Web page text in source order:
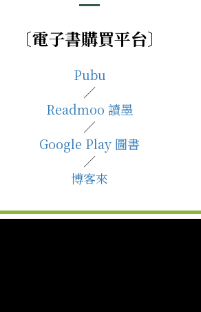
〔電子書購買平台〕
Pubu
／
Readmoo 讀墨
／
Google Play 圖書
／
博客來